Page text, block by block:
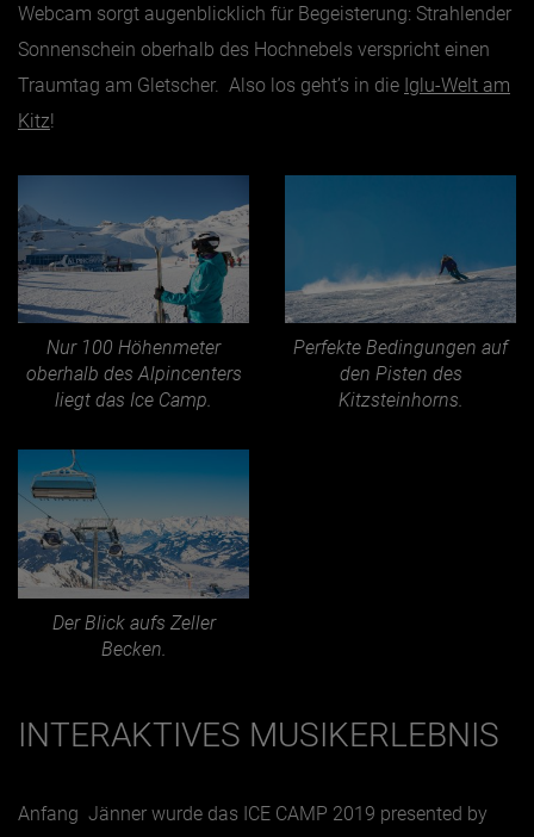
Juni
Juli
November
Dezember
Webcam sorgt augenblicklich für Begeisterung: Strahlender
Sonnenschein oberhalb des Hochnebels verspricht einen
Traumtag am Gletscher. Also los geht’s in die Iglu-Welt am
Kitz!
Nur 100 Höhenmeter
oberhalb des Alpincenters
liegt das Ice Camp.
Perfekte Bedingungen auf
den Pisten des
Kitzsteinhorns.
Der Blick aufs Zeller
Becken.
INTERAKTIVES MUSIKERLEBNIS
Anfang Jänner wurde das ICE CAMP 2019 presented by